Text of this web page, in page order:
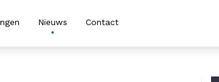
Nieuws Contact